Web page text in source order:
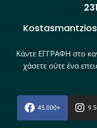
Κάντε ΕΓΓΡΑΦΗ στο
χάσετε ούτε ένα
45.000+